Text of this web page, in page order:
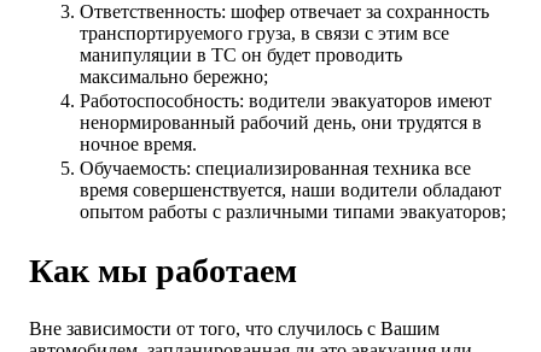
Ответственность: шофер отвечает за сохранность
транспортируемого груза, в связи с этим все
манипуляции в ТС он будет проводить
максимально бережно;
Работоспособность: водители эвакуаторов имеют
ненормированный рабочий день, они трудятся в
ночное время.
Обучаемость: специализированная техника все
время совершенствуется, наши водители обладают
опытом работы с различными типами эвакуаторов;
Как мы работаем
Вне зависимости от того, что случилось с Вашим